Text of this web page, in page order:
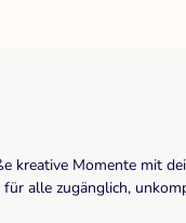
kreative Momente mit
alle zugänglich,